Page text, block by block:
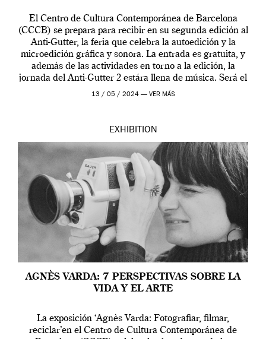
El Centro de Cultura Contemporánea de Barcelona
(CCCB) se prepara para recibir en su segunda edición al
Anti-Gutter, la feria que celebra la autoedición y la
microedición gráfica y sonora. La entrada es gratuita, y
además de las actividades en torno a la edición, la
jornada del Anti-Gutter 2 estára llena de música. Será el
[…]
13 / 05 / 2024 — VER MÁS
EXHIBITION
AGNÈS VARDA: 7 PERSPECTIVAS SOBRE LA
VIDA Y EL ARTE
La exposición ‘Agnès Varda: Fotografiar, filmar,
reciclar’en el Centro de Cultura Contemporánea de